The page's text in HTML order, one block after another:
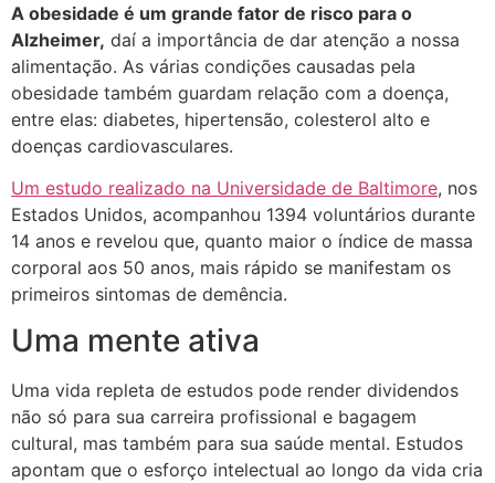
A obesidade é um grande fator de risco para o
Alzheimer, daí a importância de dar atenção a nossa
alimentação. As várias condições causadas pela
obesidade também guardam relação com a doença,
entre elas: diabetes, hipertensão, colesterol alto e
doenças cardiovasculares.
Um estudo realizado na Universidade de Baltimore, nos
Estados Unidos, acompanhou 1394 voluntários durante
14 anos e revelou que, quanto maior o índice de massa
corporal aos 50 anos, mais rápido se manifestam os
primeiros sintomas de demência.
Uma mente ativa
Uma vida repleta de estudos pode render dividendos
não só para sua carreira profissional e bagagem
cultural, mas também para sua saúde mental. Estudos
apontam que o esforço intelectual ao longo da vida cria